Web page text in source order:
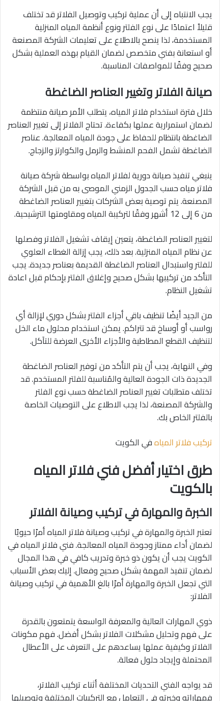
يجب الانتباه إلى أن عملية تركيب وتوصيل الفلاتر قد تختلف
قليلاً اعتمادًا على نوع الفلتر ونوع أنظمة المياه المنزلية
المستخدمة، لذا ينصح بالاطلاع على تعليمات الشركة المصنعة
أو استعانة بفني متخصص لضمان القيام بهذه العملية بشكل
صحيح وفقًا للمواصفات المناسبة.
صيانة الفلاتر وتغيير العناصر الضاغطة
خلال فترة استخدام فلاتر المياه، يتطلب الأمر صيانة منتظمة
لضمان استمرارية عملها بكفاءة. تحتاج الفلاتر إلى تغيير العناصر
الضاغطة بانتظام للحفاظ على جودة المياه المعالجة. عناصر
الضاغطة تشمل الفحم المنشط والرمل والكوارتز والزجاج.
ينبغي تنفيذ صيانة دورية لفلاتر المياه بواسطة شركة صيانة
فلاتر مياه حسب الجدول الزمني الموصى به من قبل الشركة
المصنعة. يتم توصية بعض الشركات بتغيير العناصر الضاغطة
من 6 إلى 12 أشهر وفقًا لتركيبة المياه ومقاومتها الترشيحية.
لتغيير العناصر الضاغطة، يتعين إيقاف تشغيل الفلاتر وفصلها
عن نظام المياه المنزلية. بعد ذلك، يجب إزالة الغطاء العلوي
للفلتر واستبدال العناصر الضاغطة القديمة بعناصر جديدة. يجب
التأكد من تركيبها بشكل صحيح وإغلاق الفلتر بإحكام قبل اعادة
تشغيل النظام.
من الجيد أيضًا تنظيف باقي أجزاء الفلتر بشكل دوري لإزالة أي
رواسب أو أوساخ قد تتراكم. يمكن استخدام محلول ماء الخل
لتنظيف القطع المطاطية والأجزاء الأخرى العرضة للتآكل.
وفي النهاية، يجب أن يتم التأكد من توفير العناصر الضاغطة
الجديدة ذات الجودة العالية والمُناسبة للفلتر المستخدم. قد
تختلف متطلبات تغيير العناصر الضاغطة حسب نوع الفلتر
والشركة المصنعة، لذا يجب الاطلاع على التوصيات الخاصة
بالفلتر الخاص بك.
تركيب فلاتر المياهفي الكويت
طرق اختيار أفضل فني فلاتر المياه
بالكويت
الخبرة والمهارة في تركيب وصيانة الفلاتر
تعتبر الخبرة والمهارة في تركيب وصيانة فلاتر المياه أمرًا حيويًا
لضمان أداء ممتاز وجودة المياه المعالجة. فني فلاتر المياه في
الكويت يجب أن يكون ذو خبرة وتدريب كافي في هذا المجال
لضمان تنفيذ المهمة بشكل صحيح وفعال. إليك بعض الأسباب
التي تجعل الخبرة والمهارة أمرًا بالغ الأهمية في تركيب وصيانة
الفلاتر:
ذوي المهارات العالية والمعرفة الواسعة يتمتعون بالقدرة
على فهم وتحليل مشكلات الفلاتر بشكل أفضل. فهم مكونات
الفلاتر وكيفية عملها يساعدهم على التعرف على الأعطال
المحتملة وإيجاد حلول فعالة.
قد يواجه الفني التحديات المختلفة أثناء تركيب الفلاتر،
فمهاراته وخبرته في التعامل مع التركيبات المختلفة وتوصيلها